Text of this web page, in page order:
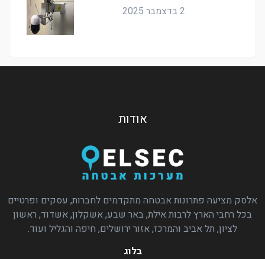
2 בדצמבר 2025
אודות
אלסק מציעה פתרונות אבטחה מתקדמים לחברות, עסקים ופרטיים
בכל רחבי הארץ לרבות אילת, באר שבע, אשקלון, אשדוד, ראשון
לציון, תל אביב והמרכז, אזור ירושלים, חיפה והגליל ועוד.
בלוג